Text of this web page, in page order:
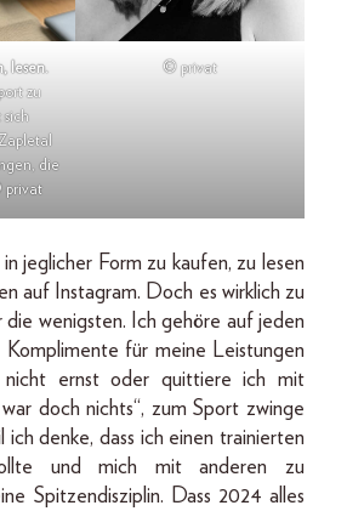
lesen.
zu
sich
die
privat
© privat
jeglicher Form zu kaufen, zu lesen
auf Instagram. Doch es wirklich zu
die wenigsten. Ich gehöre auf jeden
für meine Leistungen
nicht ernst oder quittiere ich mit
doch nichts“, zum Sport zwinge
ich denke, dass ich einen trainierten
und mich mit anderen zu
Spitzendisziplin. Dass 2024 alles